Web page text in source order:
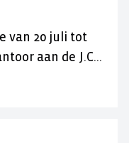
van 20 juli tot
aan de J.C.